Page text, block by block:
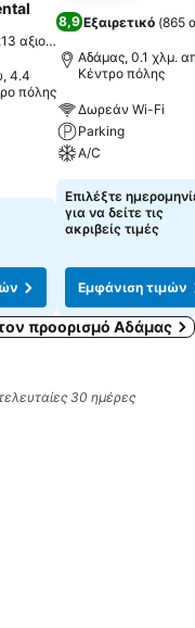
αξιολογήσεις
4.4
πόλης
8,9 Εξαιρετικό (865
Αδάμας, 0.1 χλμ.
Κέντρο πόλης
Δωρεάν Wi-Fi
Parking
A/C
Επιλέξτε
για να δείτε τις
ακριβείς τιμές
Εμφάνιση τιμών
προορισμό Αδάμας
30 ημέρες